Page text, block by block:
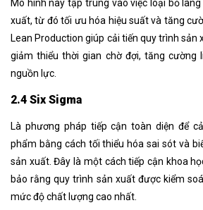
Mô hình này tập trung vào việc loại bỏ
xuất, từ đó tối ưu hóa hiệu suất và tăng
Lean Production giúp cải tiến quy trình sản
giảm thiểu thời gian chờ đợi, tăng cường
nguồn lực.
2.4 Six Sigma
Là phương pháp tiếp cận toàn diện để
phẩm bằng cách tối thiểu hóa sai sót và
sản xuất. Đây là một cách tiếp cận khoa
bảo rằng quy trình sản xuất được kiểm
mức độ chất lượng cao nhất.